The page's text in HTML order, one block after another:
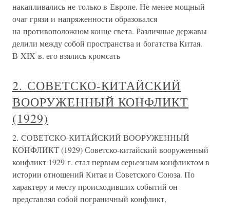
накапливались не только в Европе. Не менее мощный
очаг грязи и напряженности образовался
на противоположном конце света. Различные державы
делили между собой пространства и богатства Китая.
В XIX в. его взялись кромсать
2. СОВЕТСКО-КИТАЙСКИЙ
ВООРУЖЕННЫЙ КОНФЛИКТ
(1929)
2. СОВЕТСКО-КИТАЙСКИЙ ВООРУЖЕННЫЙ
КОНФЛИКТ (1929) Советско-китайский вооруженный
конфликт 1929 г. стал первым серьезным конфликтом в
истории отношений Китая и Советского Союза. По
характеру и месту происходивших событий он
представлял собой пограничный конфликт,